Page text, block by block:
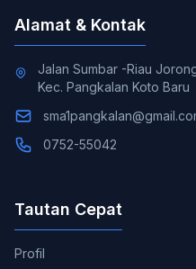
Alamat & Kontak
Jalan Sumbar -Riau
Kec. Pangkalan Koto Baru
0752-55042
Tautan Cepat
Profil